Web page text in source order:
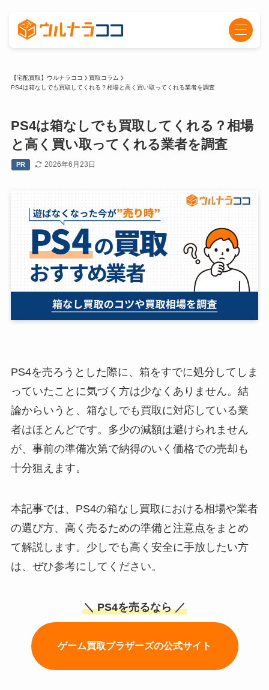
【宅配買取】ウルナラココ
買取コラム
PS4は箱なしでも買取してくれる？相場と高く買い取ってくれる業者を調査
PS4は箱なしでも買取してくれる？相場
と高く買い取ってくれる業者を調査
PR 2026年6月23日
PS4を売ろうとした際に、箱をすでに処分してしま
っていたことに気づく方は少なくありません。結
論からいうと、箱なしでも買取に対応している業
者はほとんどです。多少の減額は避けられません
が、事前の準備次第で納得のいく価格での売却も
十分狙えます。
本記事では、PS4の箱なし買取における相場や業者
の選び方、高く売るための準備と注意点をまとめ
て解説します。少しでも高く安全に手放したい方
は、ぜひ参考にしてください。
＼PS4を売るなら／
ゲーム買取ブラザーズの公式サイト